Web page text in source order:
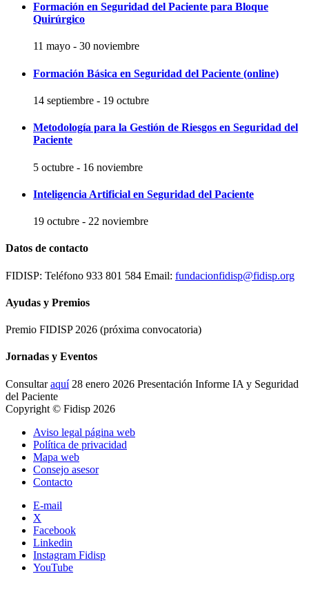
Formación en Seguridad del Paciente para Bloque
Quirúrgico
11 mayo - 30 noviembre
Formación Básica en Seguridad del Paciente (online)
14 septiembre - 19 octubre
Metodología para la Gestión de Riesgos en Seguridad del
Paciente
5 octubre - 16 noviembre
Inteligencia Artificial en Seguridad del Paciente
19 octubre - 22 noviembre
Datos de contacto
FIDISP: Teléfono 933 801 584 Email: fundacionfidisp@fidisp.org
Ayudas y Premios
Premio FIDISP 2026 (próxima convocatoria)
Jornadas y Eventos
Consultaraquí28 enero 2026 Presentación Informe IA y Seguridad
del Paciente
Copyright © Fidisp 2026
Aviso legal página web
Política de privacidad
Mapa web
Consejo asesor
Contacto
E-mail
X
Facebook
Linkedin
Instagram Fidisp
YouTube